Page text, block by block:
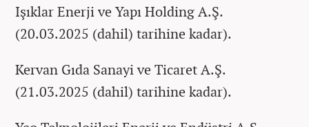
Işıklar Enerji ve Yapı Holding A.Ş.
(20.03.2025 (dahil) tarihine kadar).
Kervan Gıda Sanayi ve Ticaret A.Ş.
(21.03.2025 (dahil) tarihine kadar).